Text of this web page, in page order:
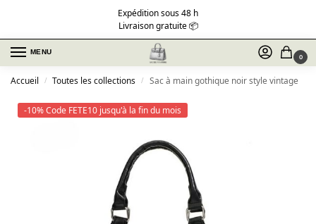
Expédition sous 48 h
Livraison gratuite 📦
MENU
0
Accueil / Toutes les collections / Sac à main gothique noir style vintage
-10% Code FETE10 jusqu'à la fin du mois